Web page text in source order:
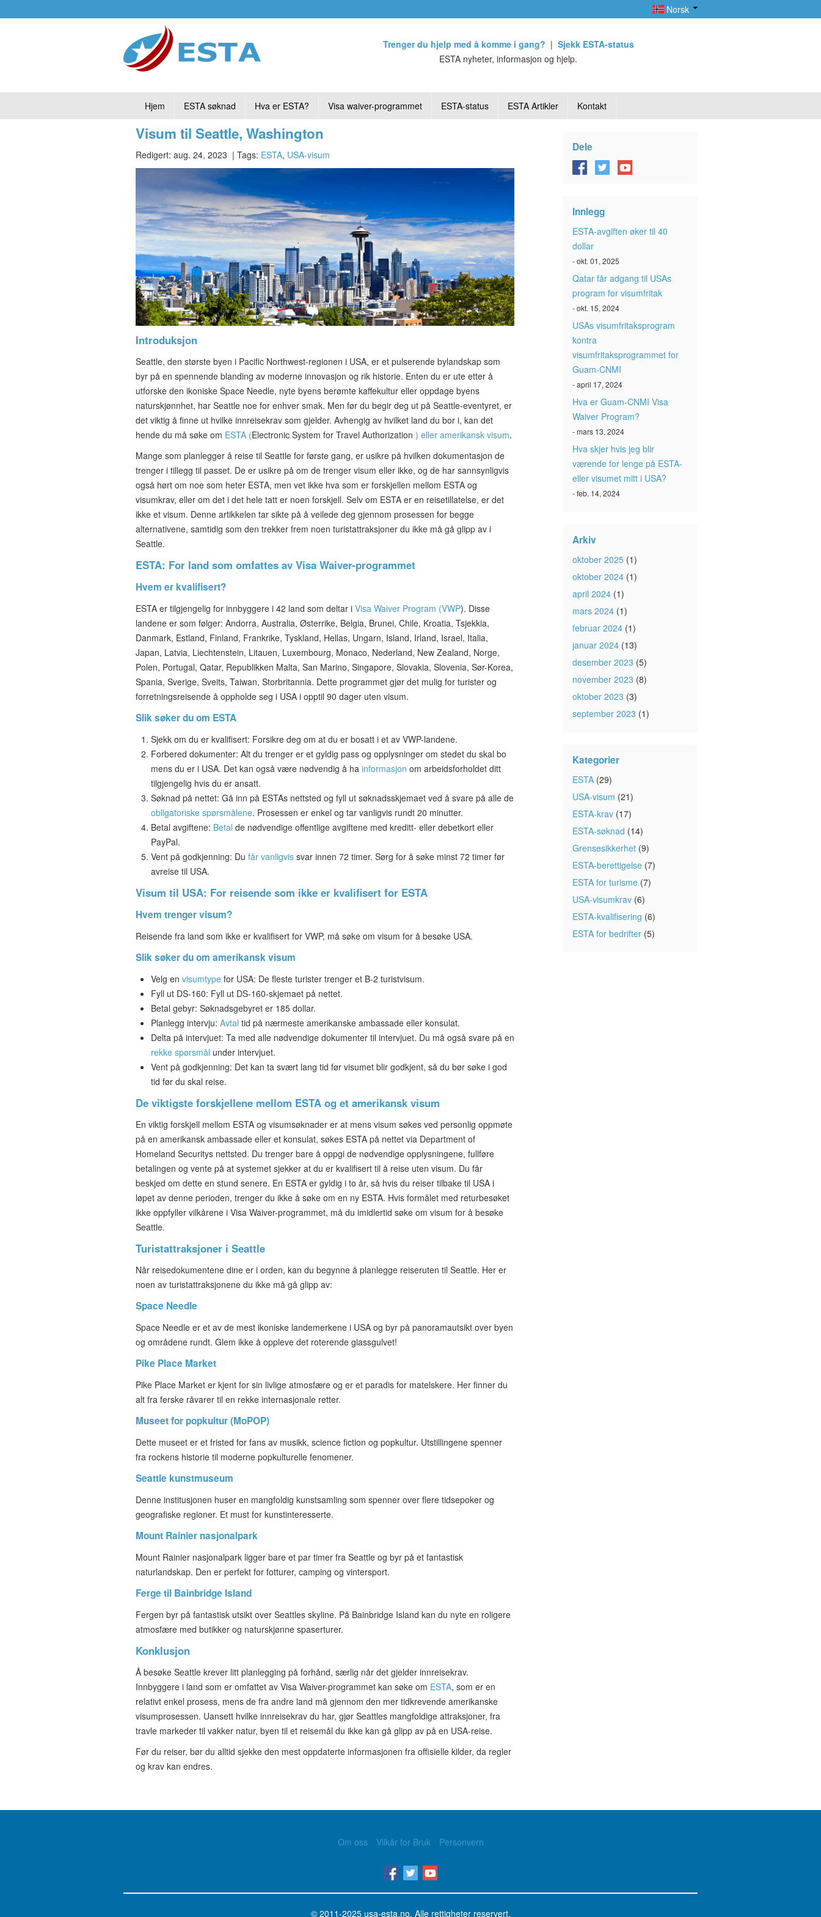
Norsk
Trenger du hjelp med å komme i gang? | Sjekk ESTA-status
ESTA nyheter, informasjon og hjelp.
Hjem ESTA søknad Hva er ESTA? Visa waiver-programmet ESTA-status ESTA Artikler Kontakt
Visum til Seattle, Washington
Redigert: aug. 24, 2023 | Tags: ESTA, USA-visum
Introduksjon
Seattle, den største byen i Pacific Northwest-regionen i USA, er et pulserende bylandskap som
byr på en spennende blanding av moderne innovasjon og rik historie. Enten du er ute etter å
utforske den ikoniske Space Needle, nyte byens berømte kaffekultur eller oppdage byens
naturskjønnhet, har Seattle noe for enhver smak. Men før du begir deg ut på Seattle-eventyret, er
det viktig å finne ut hvilke innreisekrav som gjelder. Avhengig av hvilket land du bor i, kan det
hende du må søke om ESTA (Electronic System for Travel Authorization ) eller amerikansk visum.
Mange som planlegger å reise til Seattle for første gang, er usikre på hvilken dokumentasjon de
trenger i tillegg til passet. De er usikre på om de trenger visum eller ikke, og de har sannsynligvis
også hørt om noe som heter ESTA, men vet ikke hva som er forskjellen mellom ESTA og
visumkrav, eller om det i det hele tatt er noen forskjell. Selv om ESTA er en reisetillatelse, er det
ikke et visum. Denne artikkelen tar sikte på å veilede deg gjennom prosessen for begge
alternativene, samtidig som den trekker frem noen turistattraksjoner du ikke må gå glipp av i
Seattle.
ESTA: For land som omfattes av Visa Waiver-programmet
Hvem er kvalifisert?
ESTA er tilgjengelig for innbyggere i 42 land som deltar i Visa Waiver Program (VWP). Disse
landene er som følger: Andorra, Australia, Østerrike, Belgia, Brunei, Chile, Kroatia, Tsjekkia,
Danmark, Estland, Finland, Frankrike, Tyskland, Hellas, Ungarn, Island, Irland, Israel, Italia,
Japan, Latvia, Liechtenstein, Litauen, Luxembourg, Monaco, Nederland, New Zealand, Norge,
Polen, Portugal, Qatar, Republikken Malta, San Marino, Singapore, Slovakia, Slovenia, Sør-Korea,
Spania, Sverige, Sveits, Taiwan, Storbritannia. Dette programmet gjør det mulig for turister og
forretningsreisende å oppholde seg i USA i opptil 90 dager uten visum.
Slik søker du om ESTA
Sjekk om du er kvalifisert: Forsikre deg om at du er bosatt i et av VWP-landene.
Forbered dokumenter: Alt du trenger er et gyldig pass og opplysninger om stedet du skal bo
mens du er i USA. Det kan også være nødvendig å ha informasjon om arbeidsforholdet ditt
tilgjengelig hvis du er ansatt.
Søknad på nettet: Gå inn på ESTAs nettsted og fyll ut søknadsskjemaet ved å svare på alle de
obligatoriske spørsmålene. Prosessen er enkel og tar vanligvis rundt 20 minutter.
Betal avgiftene: Betal de nødvendige offentlige avgiftene med kreditt- eller debetkort eller
PayPal.
Vent på godkjenning: Du får vanligvis svar innen 72 timer. Sørg for å søke minst 72 timer før
avreise til USA.
Visum til USA: For reisende som ikke er kvalifisert for ESTA
Hvem trenger visum?
Reisende fra land som ikke er kvalifisert for VWP, må søke om visum for å besøke USA.
Slik søker du om amerikansk visum
Velg en visumtype for USA: De fleste turister trenger et B-2 turistvisum.
Fyll ut DS-160: Fyll ut DS-160-skjemaet på nettet.
Betal gebyr: Søknadsgebyret er 185 dollar.
Planlegg intervju: Avtal tid på nærmeste amerikanske ambassade eller konsulat.
Delta på intervjuet: Ta med alle nødvendige dokumenter til intervjuet. Du må også svare på en
rekke spørsmål under intervjuet.
Vent på godkjenning: Det kan ta svært lang tid før visumet blir godkjent, så du bør søke i god
tid før du skal reise.
De viktigste forskjellene mellom ESTA og et amerikansk visum
En viktig forskjell mellom ESTA og visumsøknader er at mens visum søkes ved personlig oppmøte
på en amerikansk ambassade eller et konsulat, søkes ESTA på nettet via Department of
Homeland Securitys nettsted. Du trenger bare å oppgi de nødvendige opplysningene, fullføre
betalingen og vente på at systemet sjekker at du er kvalifisert til å reise uten visum. Du får
beskjed om dette en stund senere. En ESTA er gyldig i to år, så hvis du reiser tilbake til USA i
løpet av denne perioden, trenger du ikke å søke om en ny ESTA. Hvis formålet med returbesøket
ikke oppfyller vilkårene i Visa Waiver-programmet, må du imidlertid søke om visum for å besøke
Seattle.
Turistattraksjoner i Seattle
Når reisedokumentene dine er i orden, kan du begynne å planlegge reiseruten til Seattle. Her er
noen av turistattraksjonene du ikke må gå glipp av:
Space Needle
Space Needle er et av de mest ikoniske landemerkene i USA og byr på panoramautsikt over byen
og områdene rundt. Glem ikke å oppleve det roterende glassgulvet!
Pike Place Market
Pike Place Market er kjent for sin livlige atmosfære og er et paradis for matelskere. Her finner du
alt fra ferske råvarer til en rekke internasjonale retter.
Museet for popkultur (MoPOP)
Dette museet er et fristed for fans av musikk, science fiction og popkultur. Utstillingene spenner
fra rockens historie til moderne popkulturelle fenomener.
Seattle kunstmuseum
Denne institusjonen huser en mangfoldig kunstsamling som spenner over flere tidsepoker og
geografiske regioner. Et must for kunstinteresserte.
Mount Rainier nasjonalpark
Mount Rainier nasjonalpark ligger bare et par timer fra Seattle og byr på et fantastisk
naturlandskap. Den er perfekt for fotturer, camping og vintersport.
Ferge til Bainbridge Island
Fergen byr på fantastisk utsikt over Seattles skyline. På Bainbridge Island kan du nyte en roligere
atmosfære med butikker og naturskjønne spaserturer.
Konklusjon
Å besøke Seattle krever litt planlegging på forhånd, særlig når det gjelder innreisekrav.
Innbyggere i land som er omfattet av Visa Waiver-programmet kan søke om ESTA, som er en
relativt enkel prosess, mens de fra andre land må gjennom den mer tidkrevende amerikanske
visumprosessen. Uansett hvilke innreisekrav du har, gjør Seattles mangfoldige attraksjoner, fra
travle markeder til vakker natur, byen til et reisemål du ikke kan gå glipp av på en USA-reise.
Før du reiser, bør du alltid sjekke den mest oppdaterte informasjonen fra offisielle kilder, da regler
og krav kan endres.
Dele
Innlegg
ESTA-avgiften øker til 40
dollar
- okt. 01, 2025
Qatar får adgang til USAs
program for visumfritak
- okt. 15, 2024
USAs visumfritaksprogram
kontra
visumfritaksprogrammet for
Guam-CNMI
- april 17, 2024
Hva er Guam-CNMI Visa
Waiver Program?
- mars 13, 2024
Hva skjer hvis jeg blir
værende for lenge på ESTA-
eller visumet mitt i USA?
- feb. 14, 2024
Arkiv
oktober 2025 (1)
oktober 2024 (1)
april 2024 (1)
mars 2024 (1)
februar 2024 (1)
januar 2024 (13)
desember 2023 (5)
november 2023 (8)
oktober 2023 (3)
september 2023 (1)
Kategorier
ESTA (29)
USA-visum (21)
ESTA-krav (17)
ESTA-søknad (14)
Grensesikkerhet (9)
ESTA-berettigelse (7)
ESTA for turisme (7)
USA-visumkrav (6)
ESTA-kvalifisering (6)
ESTA for bedrifter (5)
Om oss Vilkår for Bruk Personvern
© 2011-2025 usa-esta.no. Alle rettigheter reservert.